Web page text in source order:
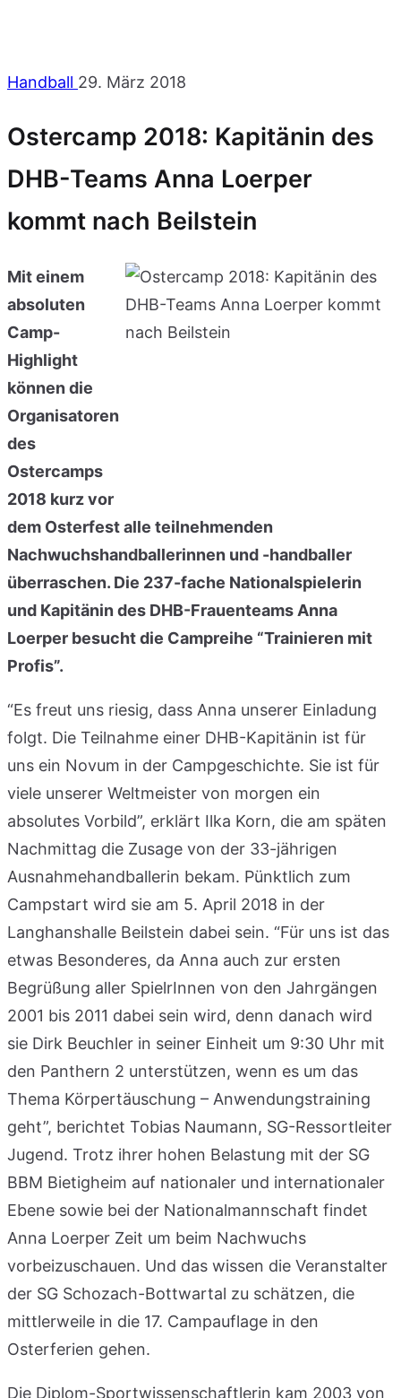
Handball 29. März 2018
Ostercamp 2018: Kapitänin des
DHB-Teams Anna Loerper
kommt nach Beilstein
Mit einem
absoluten
Camp-
Highlight
können die
Organisatoren
des
Ostercamps
2018 kurz vor
dem Osterfest alle teilnehmenden
Nachwuchshandballerinnen und -handballer
überraschen. Die 237-fache Nationalspielerin
und Kapitänin des DHB-Frauenteams Anna
Loerper besucht die Campreihe “Trainieren mit
Profis”.
“Es freut uns riesig, dass Anna unserer Einladung
folgt. Die Teilnahme einer DHB-Kapitänin ist für
uns ein Novum in der Campgeschichte. Sie ist für
viele unserer Weltmeister von morgen ein
absolutes Vorbild”, erklärt Ilka Korn, die am späten
Nachmittag die Zusage von der 33-jährigen
Ausnahmehandballerin bekam. Pünktlich zum
Campstart wird sie am 5. April 2018 in der
Langhanshalle Beilstein dabei sein. “Für uns ist das
etwas Besonderes, da Anna auch zur ersten
Begrüßung aller SpielrInnen von den Jahrgängen
2001 bis 2011 dabei sein wird, denn danach wird
sie Dirk Beuchler in seiner Einheit um 9:30 Uhr mit
den Panthern 2 unterstützen, wenn es um das
Thema Körpertäuschung – Anwendungstraining
geht”, berichtet Tobias Naumann, SG-Ressortleiter
Jugend. Trotz ihrer hohen Belastung mit der SG
BBM Bietigheim auf nationaler und internationaler
Ebene sowie bei der Nationalmannschaft findet
Anna Loerper Zeit um beim Nachwuchs
vorbeizuschauen. Und das wissen die Veranstalter
der SG Schozach-Bottwartal zu schätzen, die
mittlerweile in die 17. Campauflage in den
Osterferien gehen.
Die Diplom-Sportwissenschaftlerin kam 2003 von